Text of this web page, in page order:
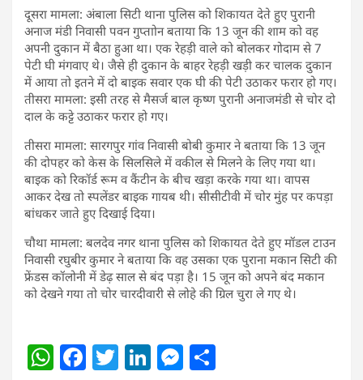
दूसरा मामला: अंबाला सिटी थाना पुलिस को शिकायत देते हुए पुरानी
अनाज मंडी निवासी पवन गुप्ताोन बताया कि 13 जून की शाम को वह
अपनी दुकान में बैठा हुआ था। एक रेहड़ी वाले को बोलकर गोदाम से 7
पेटी घी मंगवाए थे। जैसे ही दुकान के बाहर रेहड़ी खड़ी कर चालक दुकान
में आया तो इतने में दो बाइक सवार एक घी की पेटी उठाकर फरार हो गए।
तीसरा मामला: इसी तरह से मैसर्ज बाल कृष्ण पुरानी अनाजमंडी से चोर दो
दाल के कट्टे उठाकर फरार हो गए।
तीसरा मामला: सारगपुर गांव निवासी बोबी कुमार ने बताया कि 13 जून
की दोपहर को केस के सिलसिले में वकील से मिलने के लिए गया था।
बाइक को रिकॉर्ड रूम व कैंटीन के बीच खड़ा करके गया था। वापस
आकर देख तो स्पलेंडर बाइक गायब थी। सीसीटीवी में चोर मुंह पर कपड़ा
बांधकर जाते हुए दिखाई दिया।
चौथा मामला: बलदेव नगर थाना पुलिस को शिकायत देते हुए मॉडल टाउन
निवासी रघुबीर कुमार ने बताया कि वह उसका एक पुराना मकान सिटी की
फ्रेंडस कॉलोनी में डेढ़ साल से बंद पड़ा है। 15 जून को अपने बंद मकान
को देखने गया तो चोर चारदीवारी से लोहे की ग्रिल चुरा ले गए थे।
W F T Li M